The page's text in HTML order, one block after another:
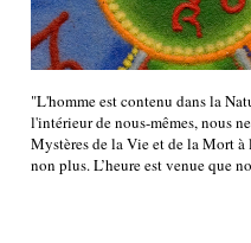
"L'homme est contenu dans la
l'intérieur de nous-mêmes, nous
Mystères de la Vie et de la Mort à
non plus. L’heure est venue que